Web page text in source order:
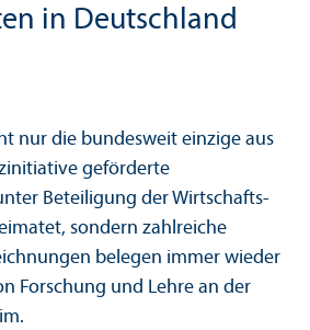
in Deutschland
nur die bundes­weit einzige aus
geförderte
Beteiligung der Wirtschafts­
sondern zahlreiche
belegen immer wieder
Forschung und Lehre an der